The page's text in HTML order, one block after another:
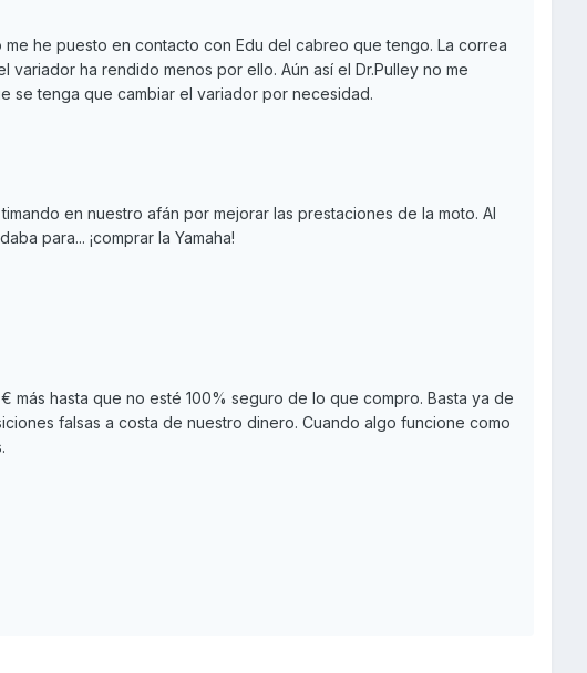
he puesto en contacto con Edu del cabreo que tengo. La correa
variador ha rendido menos por ello. Aún así el Dr.Pulley no me
se tenga que cambiar el variador por necesidad.
en nuestro afán por mejorar las prestaciones de la moto. Al
para... ¡comprar la Yamaha!
más hasta que no esté 100% seguro de lo que compro. Basta ya de
falsas a costa de nuestro dinero. Cuando algo funcione como